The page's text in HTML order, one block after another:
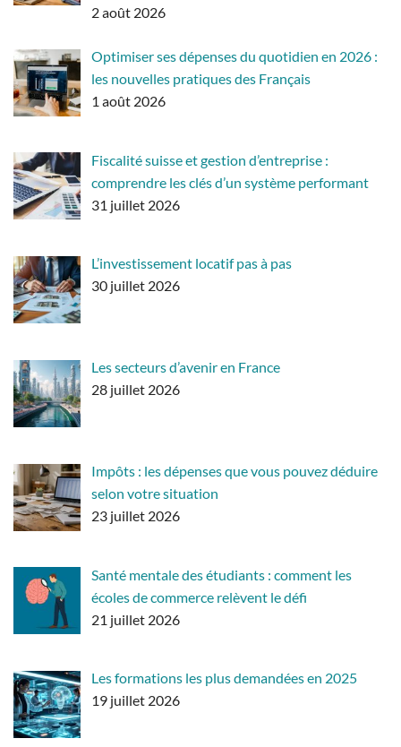
2 août 2026
Optimiser ses dépenses du quotidien en 2026 :
les nouvelles pratiques des Français
1 août 2026
Fiscalité suisse et gestion d’entreprise :
comprendre les clés d’un système performant
31 juillet 2026
L’investissement locatif pas à pas
30 juillet 2026
Les secteurs d’avenir en France
28 juillet 2026
Impôts : les dépenses que vous pouvez déduire
selon votre situation
23 juillet 2026
Santé mentale des étudiants : comment les
écoles de commerce relèvent le défi
21 juillet 2026
Les formations les plus demandées en 2025
19 juillet 2026